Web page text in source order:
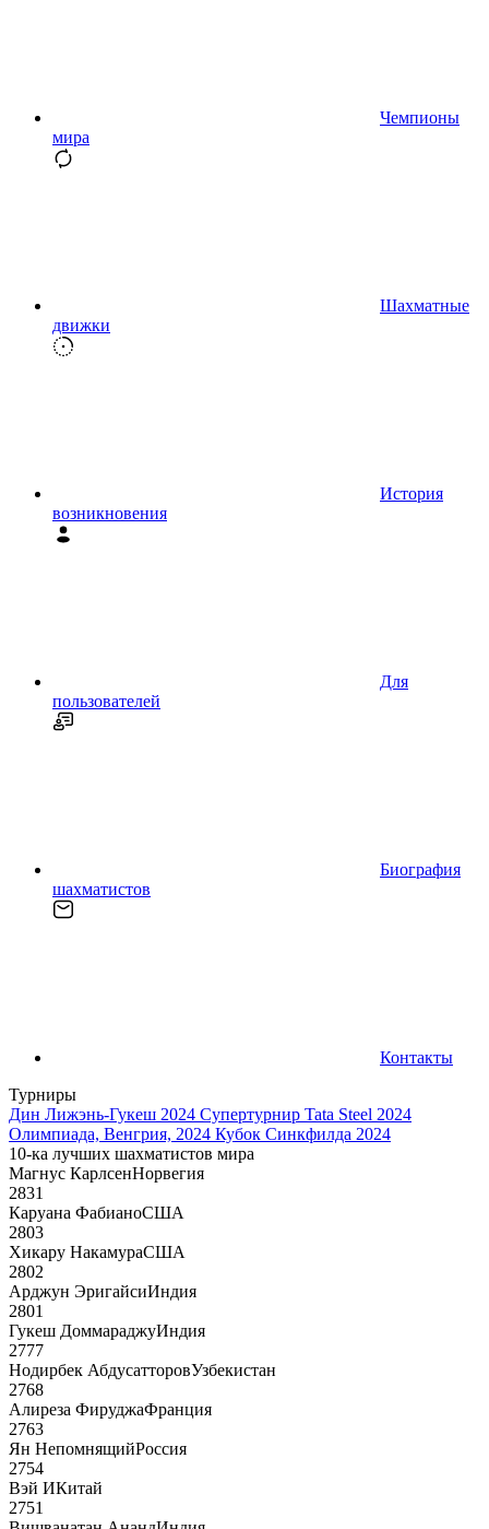
Чемпионы
мира
Шахматные
движки
История
возникновения
Для
пользователей
Биография
шахматистов
Контакты
Турниры
Дин Лижэнь-Гукеш 2024 Супертурнир Tata Steel 2024
Олимпиада, Венгрия, 2024 Кубок Синкфилда 2024
10-ка лучших шахматистов мира
Магнус КарлсенНорвегия
2831
Каруана ФабианоСША
2803
Хикару НакамураСША
2802
Арджун ЭригайсиИндия
2801
Гукеш ДоммараджуИндия
2777
Нодирбек АбдусатторовУзбекистан
2768
Алиреза ФируджаФранция
2763
Ян НепомнящийРоссия
2754
Вэй ИКитай
2751